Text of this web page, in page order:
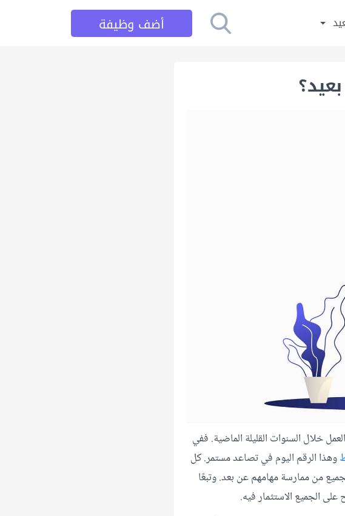
أضف وظيفة
خلال السنوات القليلة الماضية. ففي
وهذا الرقم اليوم في تصاعد مستمر. كل
من ممارسة مهامهم عن بعد. وتبعًا
الجميع الاستثمار فيه.